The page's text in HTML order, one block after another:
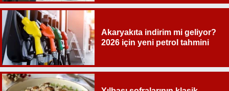
Akaryakıta indirim mi geliyor?
2026 için yeni petrol tahmini